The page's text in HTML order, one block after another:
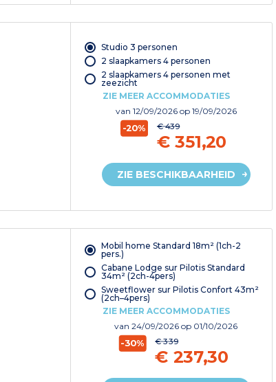
Studio 3 personen
2 slaapkamers 4 personen
2 slaapkamers 4 personen met
zeezicht
ZIE MEER ACCOMMODATIES
van 12/09/2026 op 19/09/2026
-20% € 439
€ 351,20
ZIE BESCHIKBAARHEID
Mobil home Standard 18m² (1ch-2
pers.)
Cabane Lodge sur Pilotis Standard
34m² (2ch-4pers)
Sweetflower sur Pilotis Confort 43m²
(2ch–4pers)
ZIE MEER ACCOMMODATIES
van24/09/2026op 01/10/2026
-30% € 339
€ 237,30